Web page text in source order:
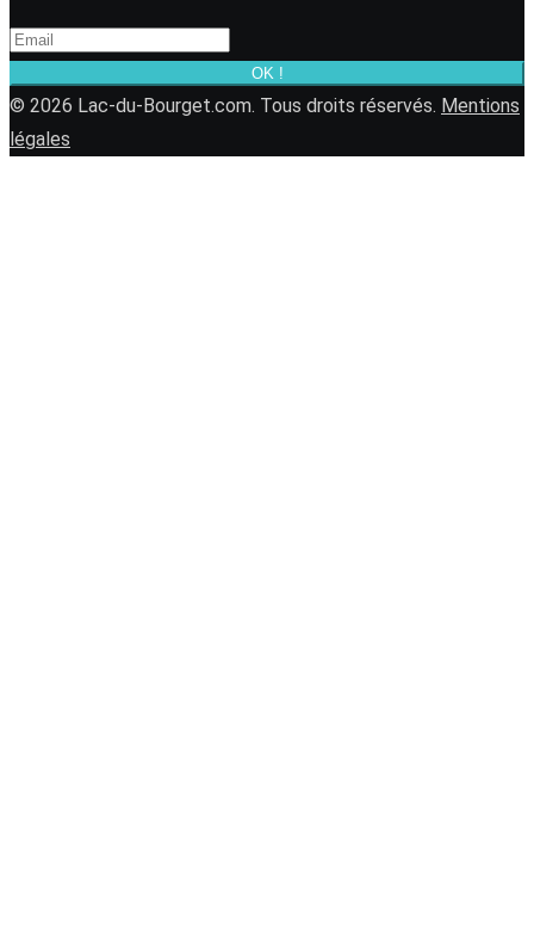
OK !
© 2026 Lac-du-Bourget.com. Tous droits réservés. Mentions
légales